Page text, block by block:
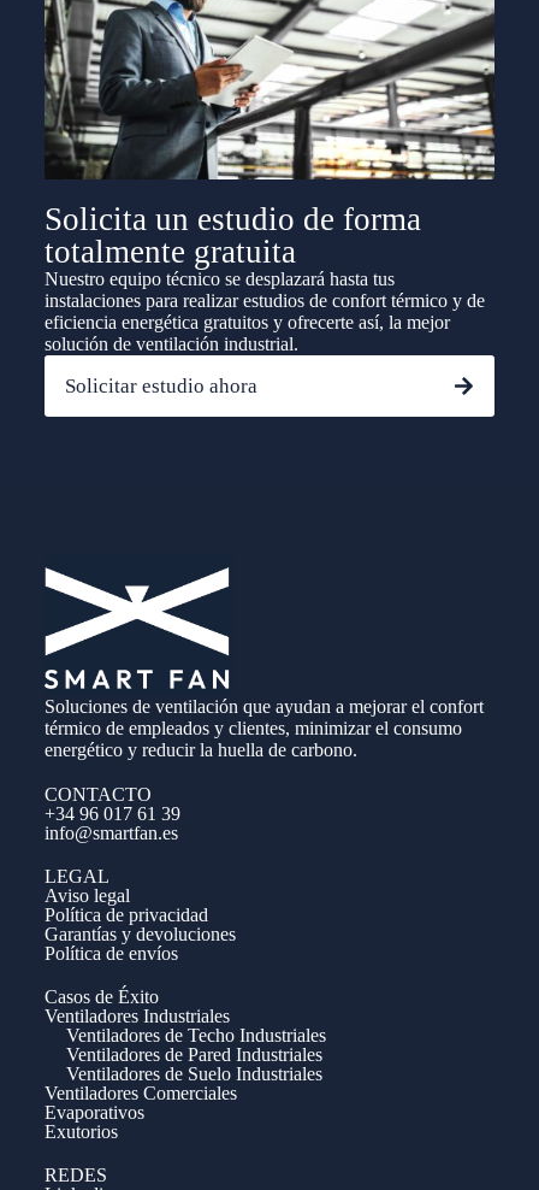
Solicita un estudio de forma
totalmente gratuita
Nuestro equipo técnico se desplazará hasta tus
instalaciones para realizar estudios de confort térmico y de
eficiencia energética gratuitos y ofrecerte así, la mejor
solución de ventilación industrial.
Solicitar estudio ahora
Soluciones de ventilación que ayudan a mejorar el confort
térmico de empleados y clientes, minimizar el consumo
energético y reducir la huella de carbono.
CONTACTO
+34 96 017 61 39
info@smartfan.es
LEGAL
Aviso legal
Política de privacidad
Garantías y devoluciones
Política de envíos
Casos de Éxito
Ventiladores Industriales
Ventiladores de Techo Industriales
Ventiladores de Pared Industriales
Ventiladores de Suelo Industriales
Ventiladores Comerciales
Evaporativos
Exutorios
REDES